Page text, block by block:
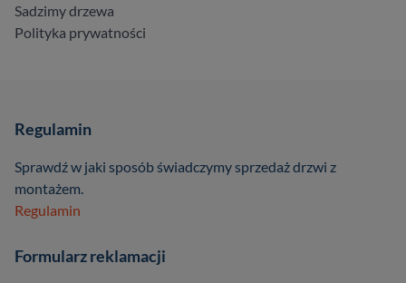
Sadzimy drzewa
Polityka prywatności
Regulamin
Sprawdź w jaki sposób świadczymy sprzedaż drzwi z
montażem.
Regulamin
Formularz reklamacji